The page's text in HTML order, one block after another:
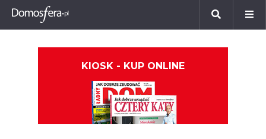
KIOSK - KUP ONLINE